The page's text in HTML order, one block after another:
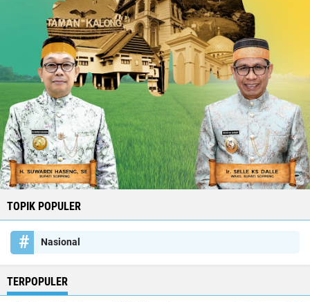
TOPIK POPULER
Nasional
TERPOPULER